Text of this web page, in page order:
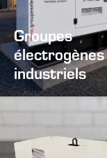
Groupes
électrogènes
industriels